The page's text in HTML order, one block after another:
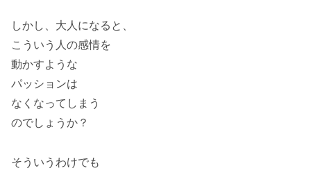
しかし、大人になると、
こういう人の感情を
動かすような
パッションは
なくなってしまう
のでしょうか？
そういうわけでも